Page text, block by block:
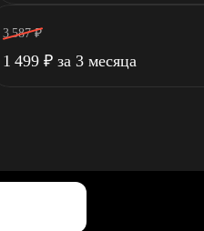
3 587 ₽
1 499 ₽ за 3 месяца